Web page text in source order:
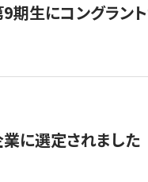
9期生にコングラン
に選定されました